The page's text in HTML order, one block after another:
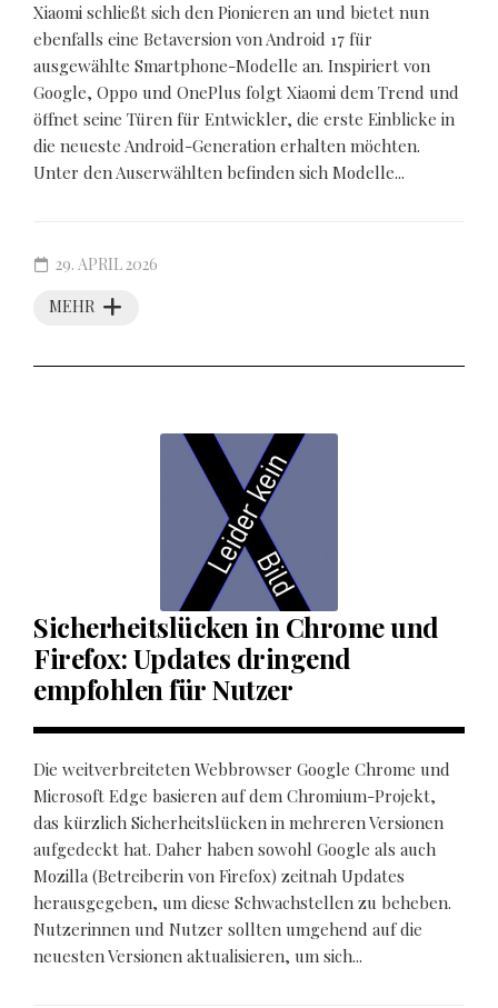
Xiaomi schließt sich den Pionieren an und bietet nun
ebenfalls eine Betaversion von Android 17 für
ausgewählte Smartphone-Modelle an. Inspiriert von
Google, Oppo und OnePlus folgt Xiaomi dem Trend und
öffnet seine Türen für Entwickler, die erste Einblicke in
die neueste Android-Generation erhalten möchten.
Unter den Auserwählten befinden sich Modelle...
MEHR
29. APRIL 2026
Sicherheitslücken in Chrome und
Firefox: Updates dringend
empfohlen für Nutzer
Die weitverbreiteten Webbrowser Google Chrome und
Microsoft Edge basieren auf dem Chromium-Projekt,
das kürzlich Sicherheitslücken in mehreren Versionen
aufgedeckt hat. Daher haben sowohl Google als auch
Mozilla (Betreiberin von Firefox) zeitnah Updates
herausgegeben, um diese Schwachstellen zu beheben.
Nutzerinnen und Nutzer sollten umgehend auf die
neuesten Versionen aktualisieren, um sich...